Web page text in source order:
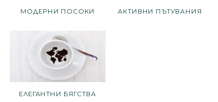
МОДЕРНИ ПОСОКИ АКТИВНИ ПЪТУВАНИЯ
ЕЛЕГАНТНИ БЯГСТВА